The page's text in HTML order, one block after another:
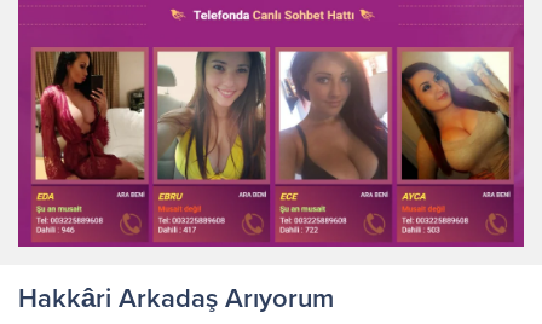
Hakkâri Arkadaş Arıyorum